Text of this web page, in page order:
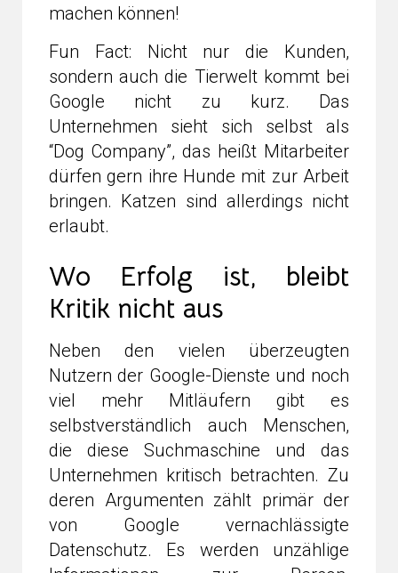
machen können!
Fun Fact: Nicht nur die Kunden,
sondern auch die Tierwelt kommt bei
Google nicht zu kurz. Das
Unternehmen sieht sich selbst als
“Dog Company”, das heißt Mitarbeiter
dürfen gern ihre Hunde mit zur Arbeit
bringen. Katzen sind allerdings nicht
erlaubt.
Wo Erfolg ist, bleibt
Kritik nicht aus
Neben den vielen überzeugten
Nutzern der Google-Dienste und noch
viel mehr Mitläufern gibt es
selbstverständlich auch Menschen,
die diese Suchmaschine und das
Unternehmen kritisch betrachten. Zu
deren Argumenten zählt primär der
von Google vernachlässigte
Datenschutz. Es werden unzählige